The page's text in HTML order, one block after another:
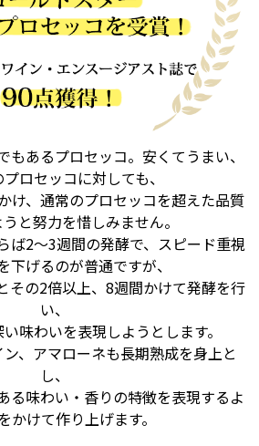
もあるプロセッコ。安くてうまい、
ロセッコに対しても、
け、通常のプロセッコを超えた品質
と努力を惜しみません。
ば2～3週間の発酵で、スピード重視
下げるのが普通ですが、
その2倍以上、8週間かけて発酵を行
い、
味わいを表現しようとします。
、アマローネも長期熟成を身上と
し、
る味わい・香りの特徴を表現するよ
かけて作り上げます。